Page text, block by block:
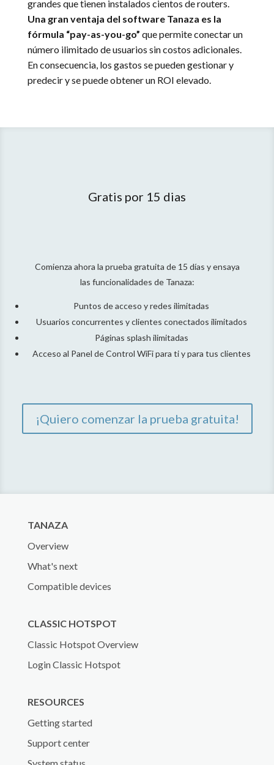
grandes que tienen instalados cientos de routers.
Una gran ventaja del software Tanaza es la
fórmula “pay-as-you-go” que permite conectar un
número ilimitado de usuarios sin costos adicionales.
En consecuencia, los gastos se pueden gestionar y
predecir y se puede obtener un ROI elevado.
Gratis por 15 dias
Comienza ahora la prueba gratuita de 15 días y ensaya
las funcionalidades de Tanaza:
Puntos de acceso y redes ilimitadas
Usuarios concurrentes y clientes conectados ilimitados
Páginas splash ilimitadas
Acceso al Panel de Control WiFi para ti y para tus clientes
¡Quiero comenzar la prueba gratuita!
TANAZA
Overview
What's next
Compatible devices
CLASSIC HOTSPOT
Classic Hotspot Overview
Login Classic Hotspot
RESOURCES
Getting started
Support center